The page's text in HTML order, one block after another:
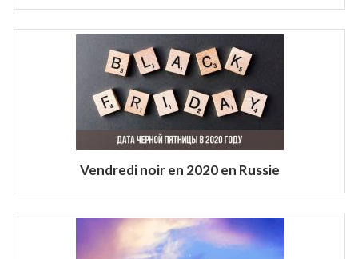
Vendredi noir en 2020 en Russie